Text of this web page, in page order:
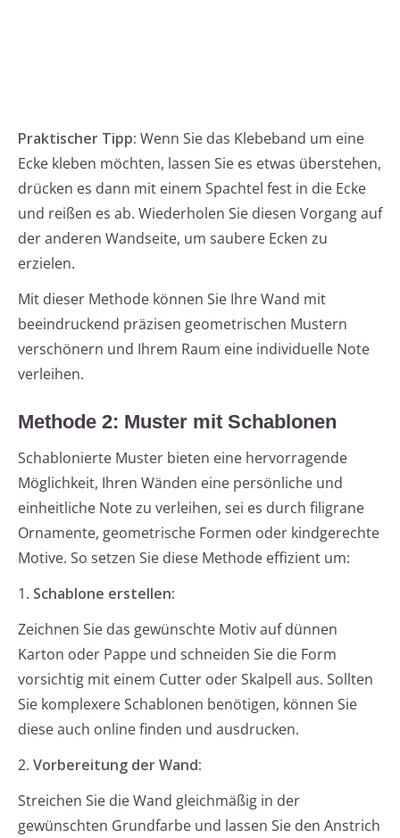
Praktischer Tipp: Wenn Sie das Klebeband um eine
Ecke kleben möchten, lassen Sie es etwas überstehen,
drücken es dann mit einem Spachtel fest in die Ecke
und reißen es ab. Wiederholen Sie diesen Vorgang auf
der anderen Wandseite, um saubere Ecken zu
erzielen.
Mit dieser Methode können Sie Ihre Wand mit
beeindruckend präzisen geometrischen Mustern
verschönern und Ihrem Raum eine individuelle Note
verleihen.
Methode 2: Muster mit Schablonen
Schablonierte Muster bieten eine hervorragende
Möglichkeit, Ihren Wänden eine persönliche und
einheitliche Note zu verleihen, sei es durch filigrane
Ornamente, geometrische Formen oder kindgerechte
Motive. So setzen Sie diese Methode effizient um:
1. Schablone erstellen:
Zeichnen Sie das gewünschte Motiv auf dünnen
Karton oder Pappe und schneiden Sie die Form
vorsichtig mit einem Cutter oder Skalpell aus. Sollten
Sie komplexere Schablonen benötigen, können Sie
diese auch online finden und ausdrucken.
2. Vorbereitung der Wand:
Streichen Sie die Wand gleichmäßig in der
gewünschten Grundfarbe und lassen Sie den Anstrich